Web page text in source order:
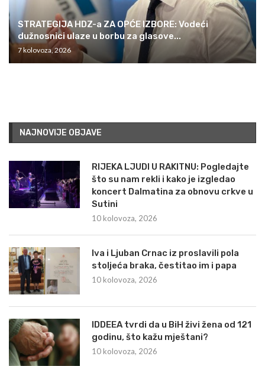
STRATEGIJA HDZ-a ZA OPĆE IZBORE: Vodeći
dužnosnici ulaze u borbu za glasove...
7 kolovoza, 2026
NAJNOVIJE OBJAVE
RIJEKA LJUDI U RAKITNU: Pogledajte
što su nam rekli i kako je izgledao
koncert Dalmatina za obnovu crkve u
Sutini
10 kolovoza, 2026
Iva i Ljuban Crnac iz proslavili pola
stoljeća braka, čestitao im i papa
10 kolovoza, 2026
IDDEEA tvrdi da u BiH živi žena od 121
godinu, što kažu mještani?
10 kolovoza, 2026